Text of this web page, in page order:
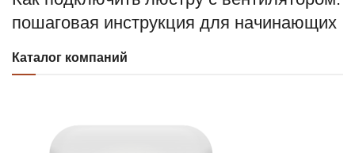
пошаговая инструкция для начинающих
Каталог компаний